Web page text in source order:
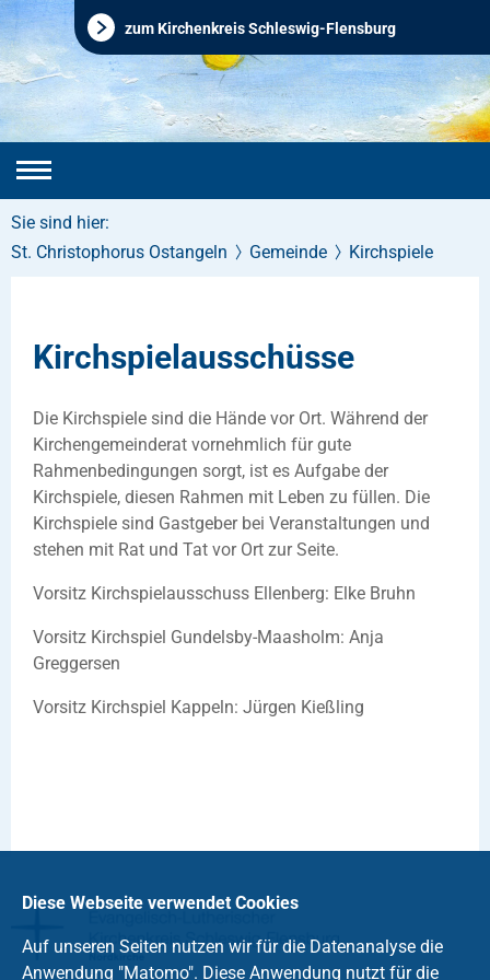
zum Kirchenkreis Schleswig-Flensburg
Sie sind hier:
St. Christophorus Ostangeln
Gemeinde Kirchspiele
Kirchspielausschüsse
Die Kirchspiele sind die Hände vor Ort. Während der
Kirchengemeinderat vornehmlich für gute
Rahmenbedingungen sorgt, ist es Aufgabe der
Kirchspiele, diesen Rahmen mit Leben zu füllen. Die
Kirchspiele sind Gastgeber bei Veranstaltungen und
stehen mit Rat und Tat vor Ort zur Seite.
Vorsitz Kirchspielausschuss Ellenberg: Elke Bruhn
Vorsitz Kirchspiel Gundelsby-Maasholm: Anja
Greggersen
Vorsitz Kirchspiel Kappeln: Jürgen Kießling
Diese Webseite verwendet Cookies
Auf unseren Seiten nutzen wir für die Datenanalyse die
Anwendung "Matomo". Diese Anwendung nutzt für die